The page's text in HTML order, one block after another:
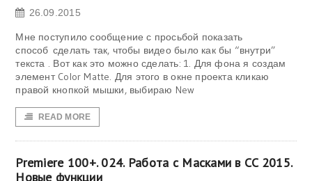
26.09.2015
Мне поступило сообщение с просьбой показать
способ сделать так, чтобы видео было как бы “внутри”
текста . Вот как это можно сделать: 1. Для фона я создам
элемент Color Matte. Для этого в окне проекта кликаю
правой кнопкой мышки, выбираю New
READ MORE
Premiere 100+. 024. Работа с Масками в CC 2015.
Новые функции